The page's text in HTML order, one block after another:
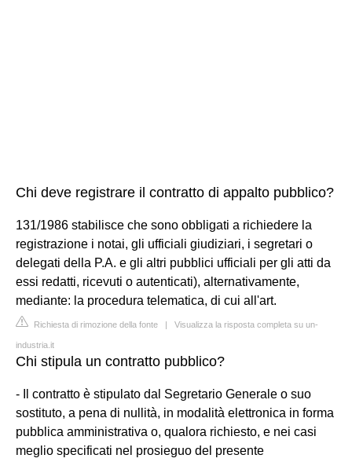
Chi deve registrare il contratto di appalto pubblico?
131/1986 stabilisce che sono obbligati a richiedere la
registrazione i notai, gli ufficiali giudiziari, i segretari o
delegati della P.A. e gli altri pubblici ufficiali per gli atti da
essi redatti, ricevuti o autenticati), alternativamente,
mediante: la procedura telematica, di cui all'art.
Richiesta di rimozione della fonte | Visualizza la risposta completa su un-
industria.it
Chi stipula un contratto pubblico?
- Il contratto è stipulato dal Segretario Generale o suo
sostituto, a pena di nullità, in modalità elettronica in forma
pubblica amministrativa o, qualora richiesto, e nei casi
meglio specificati nel prosieguo del presente